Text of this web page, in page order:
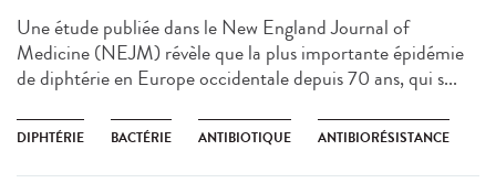
Une étude publiée dans le New England Journal of
Medicine (NEJM) révèle que la plus importante épidémie
de diphtérie en Europe occidentale depuis 70 ans, qui s...
DIPHTÉRIE BACTÉRIE ANTIBIOTIQUE ANTIBIORÉSISTANCE